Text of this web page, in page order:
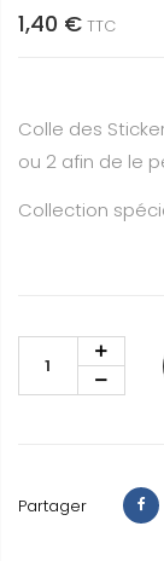
1,40 € TTC
Colle des
ou 2 afin de le
Collection
Partager